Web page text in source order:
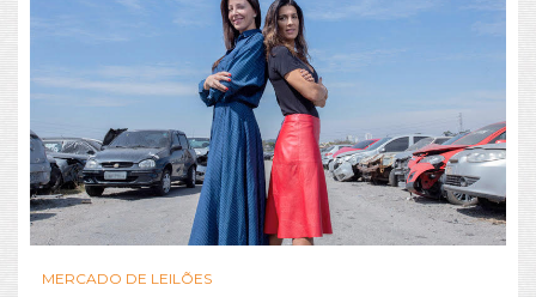
MERCADO DE LEILÕES